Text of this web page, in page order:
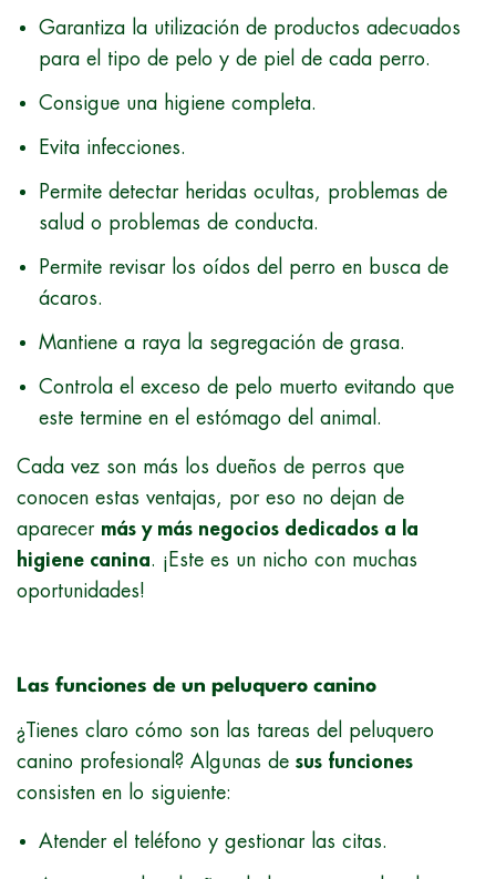
Garantiza la utilización de productos adecuados
para el tipo de pelo y de piel de cada perro.
Consigue una higiene completa.
Evita infecciones.
Permite detectar heridas ocultas, problemas de
salud o problemas de conducta.
Permite revisar los oídos del perro en busca de
ácaros.
Mantiene a raya la segregación de grasa.
Controla el exceso de pelo muerto evitando que
este termine en el estómago del animal.
Cada vez son más los dueños de perros que
conocen estas ventajas, por eso no dejan de
aparecer más y más negocios dedicados a la
higiene canina. ¡Este es un nicho con muchas
oportunidades!
Las funciones de un peluquero canino
¿Tienes claro cómo son las tareas del peluquero
canino profesional? Algunas de sus funciones
consisten en lo siguiente:
Atender el teléfono y gestionar las citas.